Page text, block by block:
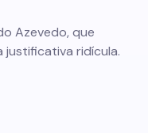
Azevedo, que
justificativa ridícula.